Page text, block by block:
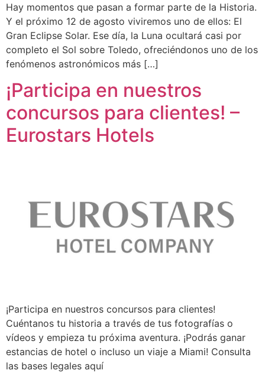
Hay momentos que pasan a formar parte de la Historia.
Y el próximo 12 de agosto viviremos uno de ellos: El
Gran Eclipse Solar. Ese día, la Luna ocultará casi por
completo el Sol sobre Toledo, ofreciéndonos uno de los
fenómenos astronómicos más […]
¡Participa en nuestros
concursos para clientes! –
Eurostars Hotels
¡Participa en nuestros concursos para clientes!
Cuéntanos tu historia a través de tus fotografías o
vídeos y empieza tu próxima aventura. ¡Podrás ganar
estancias de hotel o incluso un viaje a Miami! Consulta
las bases legales aquí